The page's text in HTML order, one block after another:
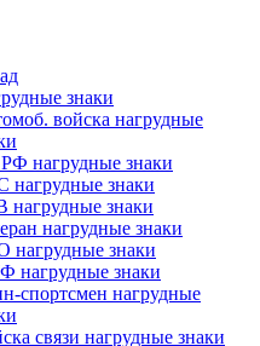
знаки
войска нагрудные
нагрудные знаки
нагрудные знаки
нагрудные знаки
нагрудные знаки
нагрудные знаки
нагрудные знаки
спортсмен нагрудные
связи нагрудные знаки